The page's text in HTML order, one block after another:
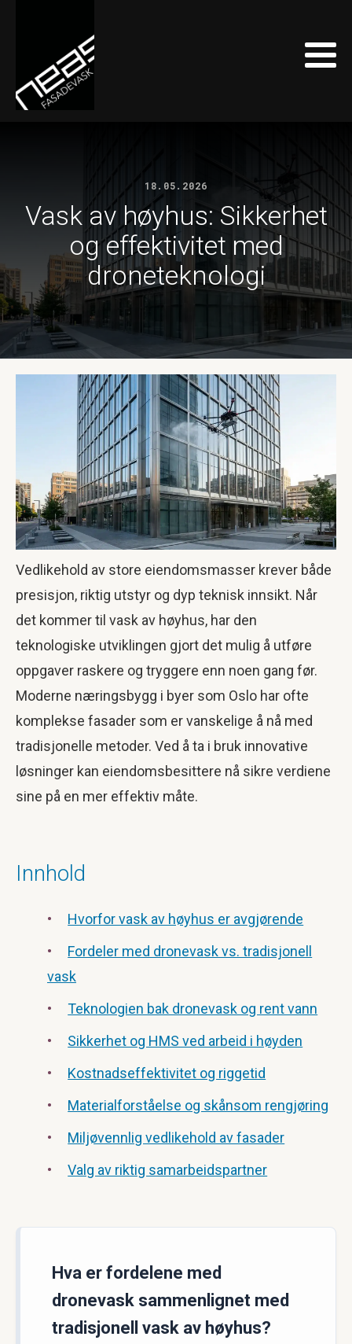
18.05.2026
Vask av høyhus: Sikkerhet
og effektivitet med
droneteknologi
Vedlikehold av store eiendomsmasser krever både
presisjon, riktig utstyr og dyp teknisk innsikt. Når
det kommer til vask av høyhus, har den
teknologiske utviklingen gjort det mulig å utføre
oppgaver raskere og tryggere enn noen gang før.
Moderne næringsbygg i byer som Oslo har ofte
komplekse fasader som er vanskelige å nå med
tradisjonelle metoder. Ved å ta i bruk innovative
løsninger kan eiendomsbesittere nå sikre verdiene
sine på en mer effektiv måte.
Innhold
Hvorfor vask av høyhus er avgjørende
Fordeler med dronevask vs. tradisjonell
vask
Teknologien bak dronevask og rent vann
Sikkerhet og HMS ved arbeid i høyden
Kostnadseffektivitet og riggetid
Materialforståelse og skånsom rengjøring
Miljøvennlig vedlikehold av fasader
Valg av riktig samarbeidspartner
Hva er fordelene med
dronevask sammenlignet med
tradisjonell vask av høyhus?